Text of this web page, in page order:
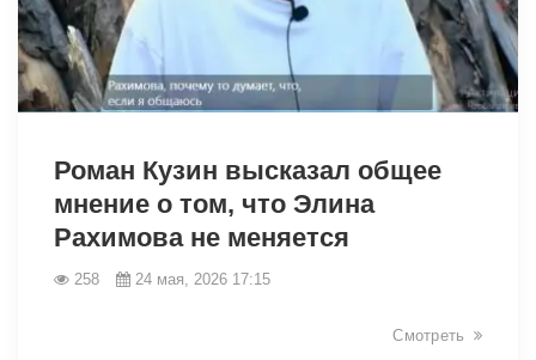
Роман Кузин высказал общее
мнение о том, что Элина
Рахимова не меняется
258 24 мая, 2026 17:15
Смотреть